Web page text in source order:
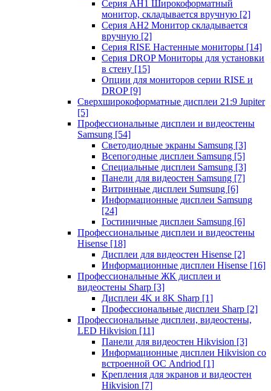
Серия AH1 Широкоформатный
монитор, складывается вручную [2]
Серия AH2 Монитор складывается
вручную [2]
Серия RISE Настенные мониторы [14]
Серия DROP Мониторы для установки
в стену [15]
Опции для мониторов серии RISE и
DROP [9]
Сверхширокоформатные дисплеи 21:9 Jupiter
[5]
Профессиональные дисплеи и видеостены
Samsung [54]
Светодиодные экраны Samsung [3]
Всепогодные дисплеи Samsung [5]
Специальные дисплеи Samsung [3]
Панели для видеостен Samsung [7]
Витринные дисплеи Sumsung [6]
Информационные дисплеи Samsung
[24]
Гостиничные дисплеи Samsung [6]
Профессиональные дисплеи и видеостены
Hisense [18]
Дисплеи для видеостен Hisense [2]
Информационные дисплеи Hisense [16]
Профессиональные ЖК дисплеи и
видеостены Sharp [3]
Дисплеи 4K и 8K Sharp [1]
Профессиональные дисплеи Sharp [2]
Профессиональные дисплеи, видеостены,
LED Hikvision [11]
Панели для видеостен Hikvision [3]
Информационные дисплеи Hikvision со
встроенной ОС Andriod [1]
Крепления для экранов и видеостен
Hikvision [7]